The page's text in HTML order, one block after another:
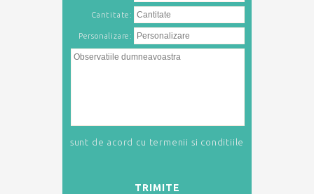
Cantitate:
Personalizare:
sunt de acord cu termenii si conditiile
TRIMITE